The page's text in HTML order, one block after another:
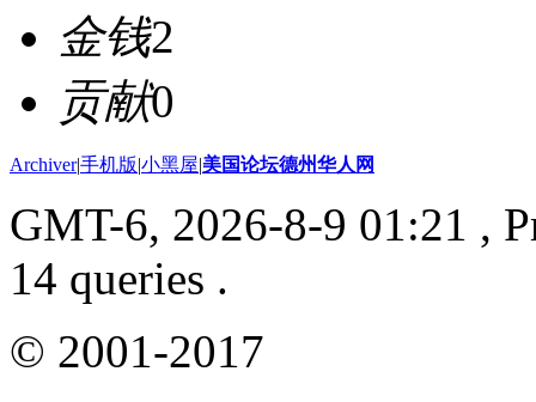
金钱2
贡献0
Archiver|手机版|小黑屋|美国论坛德州华人网
GMT-6, 2026-8-9 01:21 ,
14 queries .
© 2001-2017